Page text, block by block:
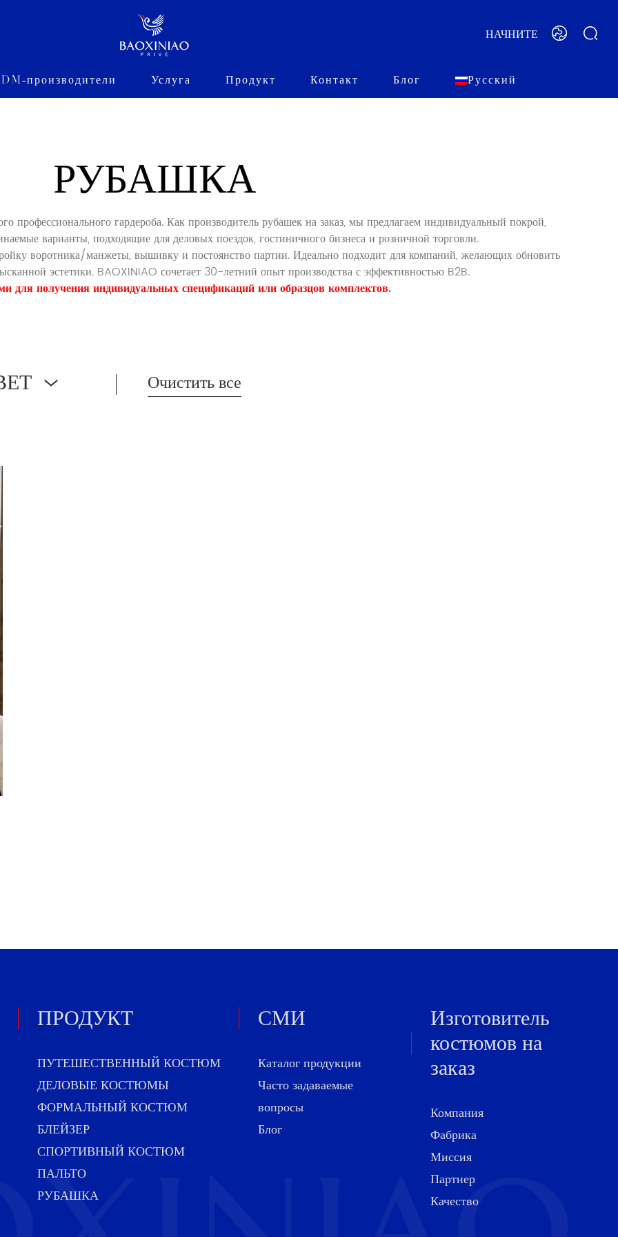
производители Услуга Продукт Контакт Блог Русский
НАЧНИТЕ
РУБАШКА
профессионального гардероба. Как производитель рубашек на заказ, мы предлагаем индивидуальный покрой,
варианты, подходящие для деловых поездок, гостиничного бизнеса и розничной торговли.
воротника/манжеты, вышивку и постоянство партии. Идеально подходит для компаний, желающих обновить
эстетики. BAOXINIAO сочетает 30-летний опыт производства с эффективностью B2B.
для получения индивидуальных спецификаций или образцов комплектов.
Очистить все
ПРОДУКТ
ПУТЕШЕСТВЕННЫЙ КОСТЮМ
ДЕЛОВЫЕ КОСТЮМЫ
ФОРМАЛЬНЫЙ КОСТЮМ
БЛЕЙЗЕР
СПОРТИВНЫЙ КОСТЮМ
ПАЛЬТО
РУБАШКА
СМИ
Каталог продукции
Часто задаваемые
вопросы
Блог
Изготовитель
костюмов на
заказ
Компания
Фабрика
Миссия
Партнер
Качество